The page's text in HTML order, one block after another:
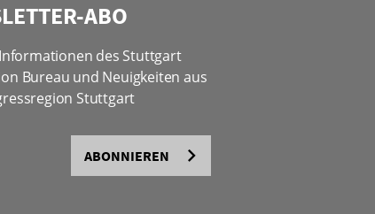
ABO
des Stuttgart
Bureau und Neuigkeiten aus
Stuttgart
ABONNIEREN